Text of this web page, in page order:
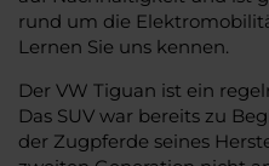
rund um die
Lernen Sie uns kennen.
Der VW Tiguan ist ein
Das SUV war bereits zu
der Zugpferde seines